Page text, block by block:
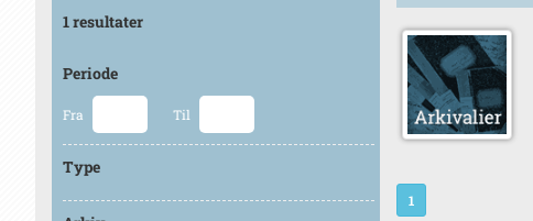
1 resultater
Periode
Fra Til
Type
1